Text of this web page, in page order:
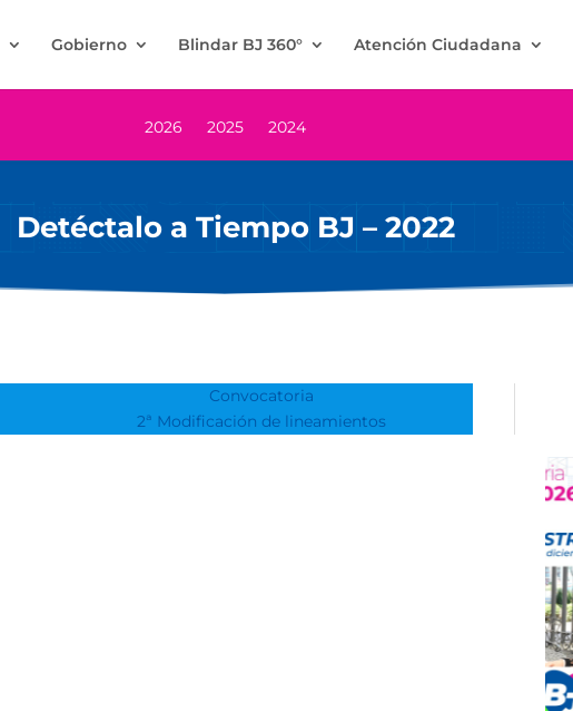
Gobierno Blindar BJ 360° Atención Ciudadana
2026 2025 2024
Detéctalo a Tiempo BJ – 2022
Convocatoria
2ª Modificación de lineamientos